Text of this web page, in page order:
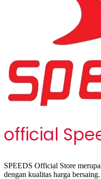
official
SPEEDS Official Store
dengan kualitas harga bersaing.